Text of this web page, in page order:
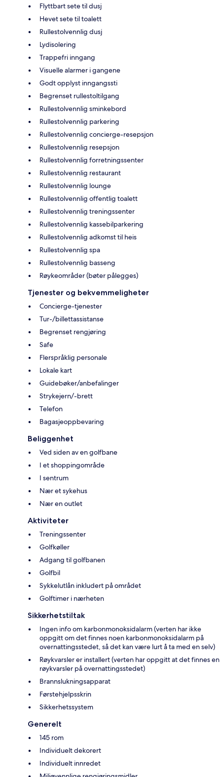
Flyttbart sete til dusj
Hevet sete til toalett
Rullestolvennlig dusj
Lydisolering
Trappefri inngang
Visuelle alarmer i gangene
Godt opplyst inngangssti
Begrenset rullestoltilgang
Rullestolvennlig sminkebord
Rullestolvennlig parkering
Rullestolvennlig concierge-resepsjon
Rullestolvennlig resepsjon
Rullestolvennlig forretningssenter
Rullestolvennlig restaurant
Rullestolvennlig lounge
Rullestolvennlig offentlig toalett
Rullestolvennlig treningssenter
Rullestolvennlig kassebilparkering
Rullestolvennlig adkomst til heis
Rullestolvennlig spa
Rullestolvennlig basseng
Røykeområder (bøter pålegges)
Tjenester og bekvemmeligheter
Concierge-tjenester
Tur-/billettassistanse
Begrenset rengjøring
Safe
Flerspråklig personale
Lokale kart
Guidebøker/anbefalinger
Strykejern/-brett
Telefon
Bagasjeoppbevaring
Beliggenhet
Ved siden av en golfbane
I et shoppingområde
I sentrum
Nær et sykehus
Nær en outlet
Aktiviteter
Treningssenter
Golfkøller
Adgang til golfbanen
Golfbil
Sykkelutlån inkludert på området
Golftimer i nærheten
Sikkerhetstiltak
Ingen info om karbonmonoksidalarm (verten har ikke
oppgitt om det finnes noen karbonmonoksidalarm på
overnattingsstedet, så det kan være lurt å ta med en selv)
Røykvarsler er installert (verten har oppgitt at det finnes en
røykvarsler på overnattingsstedet)
Brannslukningsapparat
Førstehjelpsskrin
Sikkerhetssystem
Generelt
145 rom
Individuelt dekorert
Individuelt innredet